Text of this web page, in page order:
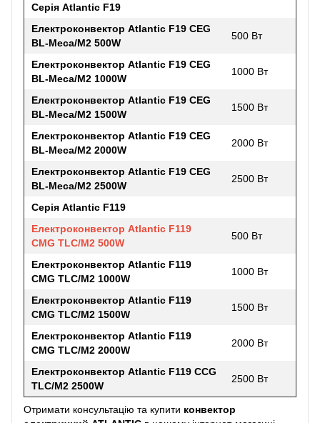
Серія Atlantic F19
Електроконвектор Atlantic F19 CEG
BL-Meca/M2 500W
500 Вт
Електроконвектор Atlantic F19 CEG
BL-Meca/M2 1000W
1000 Вт
Електроконвектор Atlantic F19 CEG
BL-Meca/M2 1500W
1500 Вт
Електроконвектор Atlantic F19 CEG
BL-Meca/M2 2000W
2000 Вт
Електроконвектор Atlantic F19 CEG
BL-Meca/M2 2500W
2500 Вт
Серія Atlantic F119
Електроконвектор Atlantic F119
CMG TLC/M2 500W
500 Вт
Електроконвектор Atlantic F119
CMG TLC/M2 1000W
1000 Вт
Електроконвектор Atlantic F119
CMG TLC/M2 1500W
1500 Вт
Електроконвектор Atlantic F119
CMG TLC/M2 2000W
2000 Вт
Електроконвектор Atlantic F119 CCG
TLC/M2 2500W
2500 Вт
Отримати консультацію та купити конвектор